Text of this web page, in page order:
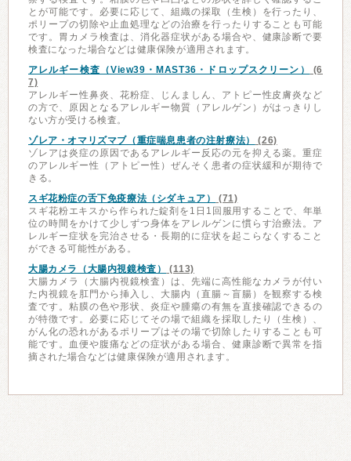
とが可能です。必要に応じて、組織の採取（生検）を行ったり、
ポリープの切除や止血処理などの治療を行ったりすることも可能
です。胃カメラ検査は、消化器症状がある場合や、健康診断で要
検査になった場合などは健康保険が適用されます。
アレルギー検査（View39・MAST36・ドロップスクリーン）
(6
7)
アレルギー性鼻炎、花粉症、じんましん、アトピー性皮膚炎など
の方で、原因となるアレルギー物質（アレルゲン）がはっきりし
ない方が受ける検査。
ゾレア・オマリズマブ（重症喘息患者の注射療法）
(26)
ゾレアは炎症の原因であるアレルギー反応の元を抑える薬。重症
のアレルギー性（アトピー性）ぜんそく患者の症状緩和が期待で
きる。
スギ花粉症の舌下免疫療法（シダキュア）
(71)
スギ花粉エキスから作られた錠剤を1日1回服用することで、年単
位の時間をかけて少しずつ身体をアレルゲンに慣らす治療法。ア
レルギー症状を完治させる・長期的に症状を起こらなくすること
ができる可能性がある。
大腸カメラ（大腸内視鏡検査）
(113)
大腸カメラ（大腸内視鏡検査）は、先端に高性能なカメラが付い
た内視鏡を肛門から挿入し、大腸内（直腸～盲腸）を観察する検
査です。粘膜の色や形状、炎症や腫瘍の有無を直接確認できるの
が特徴です。必要に応じてその場で組織を採取したり（生検）、
がん化の恐れがあるポリープはその場で切除したりすることも可
能です。血便や腹痛などの症状がある場合、健康診断で異常を指
摘された場合などは健康保険が適用されます。